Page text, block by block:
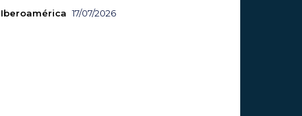
Iberoamérica 17/07/2026